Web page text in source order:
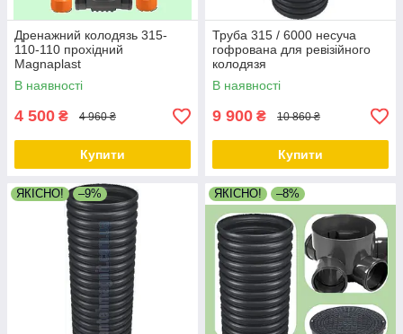
Дренажний колодязь 315-
110-110 прохідний
Magnaplast
В наявності
4 500 ₴ 4 960 ₴
Купити
Труба 315 / 6000 несуча
гофрована для ревізійного
колодязя
В наявності
9 900 ₴ 10 860 ₴
Купити
ЯКІСНО! –9% ЯКІСНО! –8%